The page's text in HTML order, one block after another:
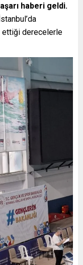
haberi geldi.
ettiği derecelerle